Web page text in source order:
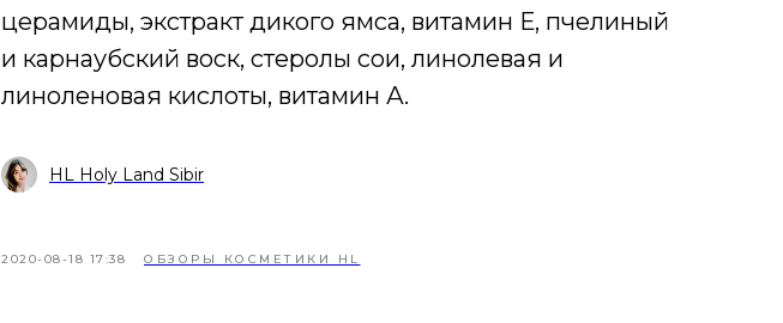
церамиды, экстракт дикого ямса, витамин Е, пчелиный
и карнаубский воск, стеролы сои, линолевая и
линоленовая кислоты, витамин А.
HL Holy Land Sibir
2020-08-18 17:38 ОБЗОРЫ КОСМЕТИКИ HL